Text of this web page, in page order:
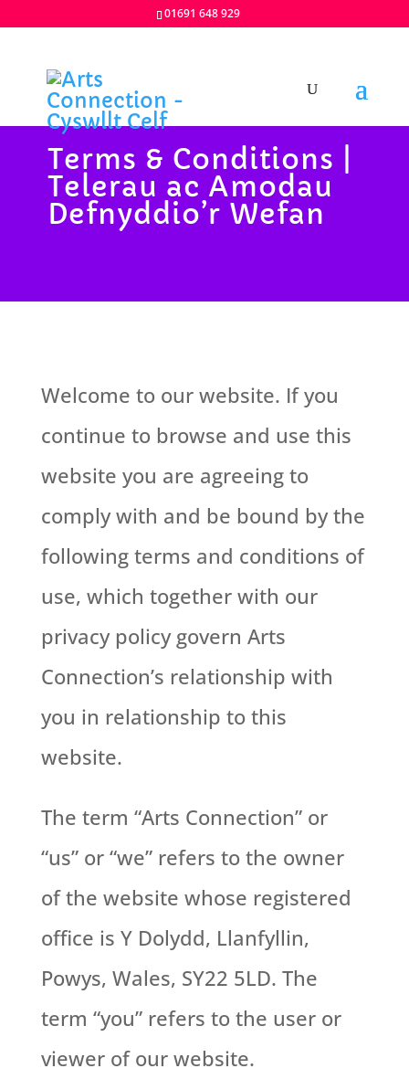
01691 648 929
Terms & Conditions |
Telerau ac Amodau
Defnyddio’r Wefan
Welcome to our website. If you
continue to browse and use this
website you are agreeing to
comply with and be bound by the
following terms and conditions of
use, which together with our
privacy policy govern Arts
Connection’s relationship with
you in relationship to this
website.
The term “Arts Connection” or
“us” or “we” refers to the owner
of the website whose registered
office is Y Dolydd, Llanfyllin,
Powys, Wales, SY22 5LD. The
term “you” refers to the user or
viewer of our website.